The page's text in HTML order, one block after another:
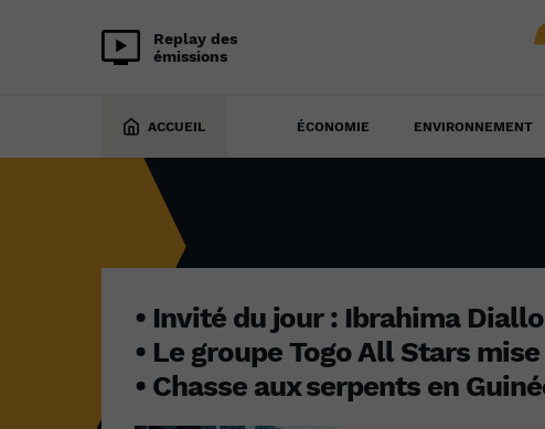
Replay des
émissions
ACCUEIL ÉCONOMIE ENVIRONNEMENT
• Invité du jour : Ibrahima Diallo
• Le groupe Togo All Stars mise
• Chasse aux serpents en